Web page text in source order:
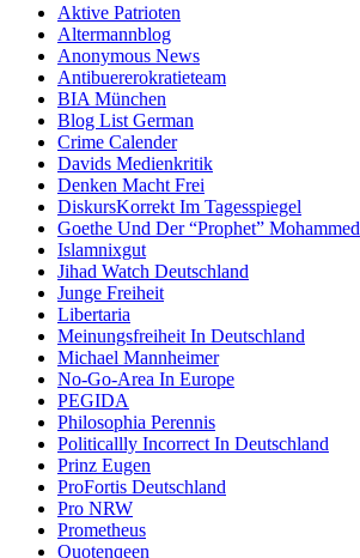
Aktive Patrioten
Altermannblog
Anonymous News
Antibuererokratieteam
BIA München
Blog List German
Crime Calender
Davids Medienkritik
Denken Macht Frei
DiskursKorrekt Im Tagesspiegel
Goethe Und Der “Prophet” Mohammed
Islamnixgut
Jihad Watch Deutschland
Junge Freiheit
Libertaria
Meinungsfreiheit In Deutschland
Michael Mannheimer
No-Go-Area In Europe
PEGIDA
Philosophia Perennis
Politicallly Incorrect In Deutschland
Prinz Eugen
ProFortis Deutschland
Pro NRW
Prometheus
Quotenqeen